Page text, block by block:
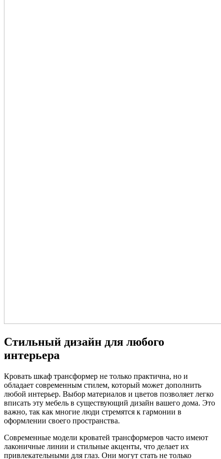
Стильный дизайн для любого
интерьера
Кровать шкаф трансформер не только практична, но и
обладает современным стилем, который может дополнить
любой интерьер. Выбор материалов и цветов позволяет легко
вписать эту мебель в существующий дизайн вашего дома. Это
важно, так как многие люди стремятся к гармонии в
оформлении своего пространства.
Современные модели кроватей трансформеров часто имеют
лаконичные линии и стильные акценты, что делает их
привлекательными для глаз. Они могут стать не только